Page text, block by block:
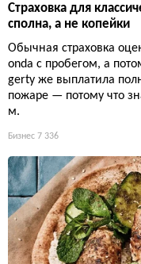
Страховка для
сполна, а не копейки
Обычная страховка
onda с пробегом, а
gerty же выплатила
пожаре — потому что
м.
Бизнес 7 336